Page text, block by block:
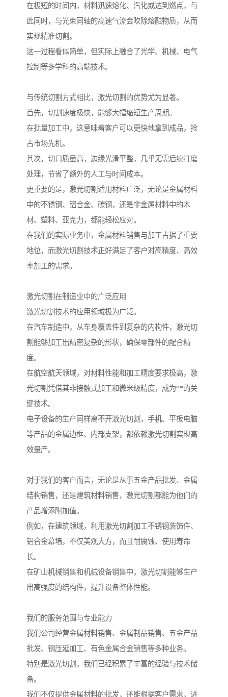
在极短的时间内，材料迅速熔化、汽化或达到燃点，与
此同时，与光束同轴的高速气流会吹除熔融物质，从而
实现精准切割。
这一过程看似简单，但实际上融合了光学、机械、电气
控制等多学科的高端技术。
与传统切割方式相比，激光切割的优势尤为显著。
首先，切割速度极快，能够大幅缩短生产周期。
在批量加工中，这意味着客户可以更快地拿到成品，抢
占市场先机。
其次，切口质量高，边缘光滑平整，几乎无需后续打磨
处理，节省了额外的人工与时间成本。
更重要的是，激光切割适用材料广泛，无论是金属材料
中的不锈钢、铝合金、碳钢，还是非金属材料中的木
材、塑料、亚克力，都能轻松应对。
在我们的实际业务中，金属材料销售与加工占据了重要
地位，而激光切割技术正好满足了客户对高精度、高效
率加工的需求。
激光切割在制造业中的广泛应用
激光切割技术的应用领域极为广泛。
在汽车制造中，从车身覆盖件到复杂的内构件，激光切
割能够加工出精密复杂的形状，确保零部件的配合精
度。
在航空航天领域，对材料性能和加工精度要求极高，激
光切割凭借其非接触式加工和微米级精度，成为**的关
键技术。
电子设备的生产同样离不开激光切割，手机、平板电脑
等产品的金属边框、内部支架，都依赖激光切割实现高
效量产。
对于我们的客户而言，无论是从事五金产品批发、金属
结构销售，还是建筑材料销售，激光切割都能为他们的
产品增添附加值。
例如，在建筑领域，利用激光切割加工不锈钢装饰件、
铝合金幕墙，不仅美观大方，而且耐腐蚀、使用寿命
长。
在矿山机械销售和机械设备销售中，激光切割能够生产
出高强度的结构件，提升设备整体性能。
我们的服务范围与专业能力
我们公司经营金属材料销售、金属制品销售、五金产品
批发、钢压延加工、有色金属合金销售等多种业务。
特别是激光切割，我们已经积累了丰富的经验与技术储
备。
我们不仅提供金属材料的批发，还能根据客户需求，进